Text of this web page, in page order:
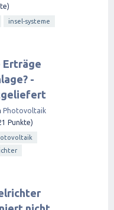
insel-systeme
Erträge
-
Photovoltaik
Punkte)